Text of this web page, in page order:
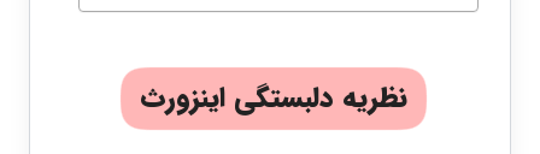
نظریه دلبستگی اینزورث